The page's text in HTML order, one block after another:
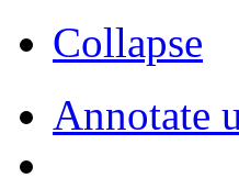
Collapse
Annotate